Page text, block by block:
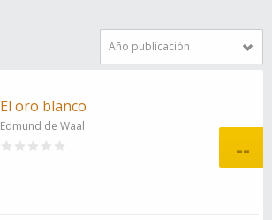
Año publicación
El oro blanco
Edmund de Waal
--